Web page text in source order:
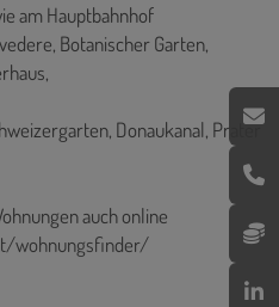
am Hauptbahnhof
Botanischer Garten,
Donaukanal, Prater
auch online
wohnungsfinder/